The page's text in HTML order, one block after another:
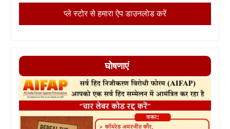
प्ले स्टोर से हमारा ऐप डाउनलोड करें
घोषणाएं